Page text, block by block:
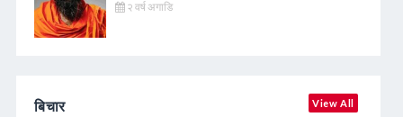
२ वर्ष अगाडि
बिचार View All